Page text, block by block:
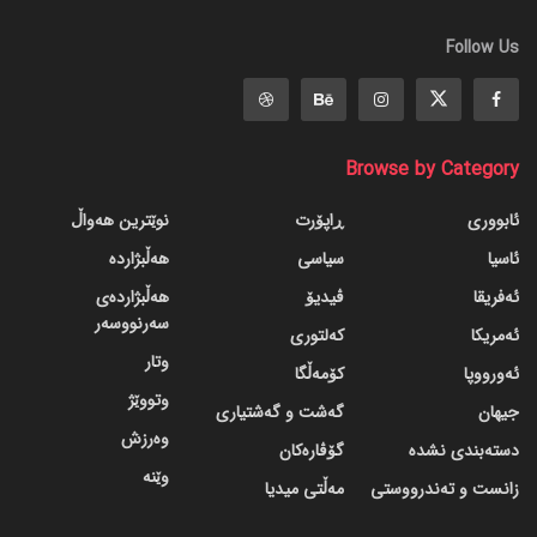
Follow Us
Browse by Category
ئابووری
ئاسیا
ئەفریقا
ئەمریکا
ئەورووپا
جیهان
دسته‌بندی نشده
زانست و تەندرووستی
ڕاپۆرت
سیاسی
ڤیدیۆ
کەلتوری
کۆمەڵگا
گه‌شت و گه‌شتیاری
گۆڤاره‌کان
مەڵتی میدیا
نوێترین هەواڵ
هەڵبژاردە
هەڵبژاردەی
سەرنووسەر
وتار
وتووێژ
وەرزش
وێنە